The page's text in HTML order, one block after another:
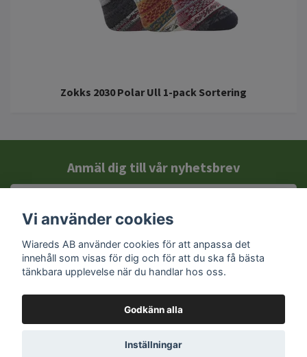
Zokks 2030 Polar Ull 1-pack Sortering
Anmäl dig till vår nyhetsbrev
Kontakt
Vi använder cookies
Wiareds AB använder cookies för att anpassa det
innehåll som visas för dig och för att du ska få bästa
tänkbara upplevelse när du handlar hos oss.
Godkänn alla
Inställningar